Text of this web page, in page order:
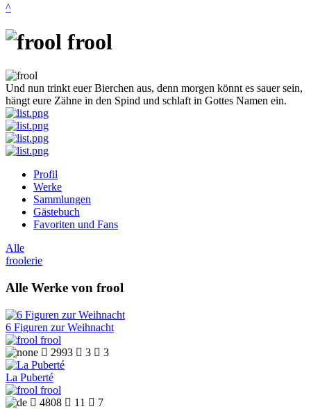
^
frool
Und nun trinkt euer Bierchen aus, denn morgen könnt es sauer sein,
hängt eure Zähne in den Spind und schlaft in Gottes Namen ein.
Profil
Werke
Sammlungen
Gästebuch
Favoriten und Fans
Alle
froolerie
Alle Werke von frool
6 Figuren zur Weihnacht
frool
 2993  3  3
La Puberté
frool
 4808  11  7